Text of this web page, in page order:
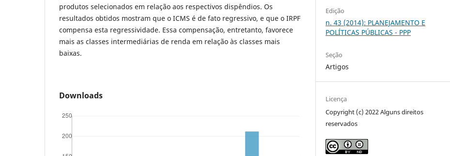
produtos selecionados em relação aos respectivos dispêndios. Os
resultados obtidos mostram que o ICMS é de fato regressivo, e que o IRPF
compensa esta regressividade. Essa compensação, entretanto, favorece
mais as classes intermediárias de renda em relação às classes mais
baixas.
Downloads
Edição
n. 43 (2014): PLANEJAMENTO E
POLÍTICAS PÚBLICAS - PPP
Seção
Artigos
Licença
Copyright (c) 2022 Alguns direitos
reservados